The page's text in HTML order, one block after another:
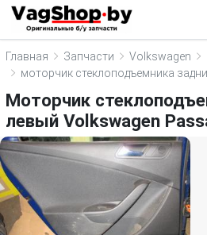
Главная Запчасти Volkswagen
моторчик стеклоподъемника
Моторчик
левый Volkswagen